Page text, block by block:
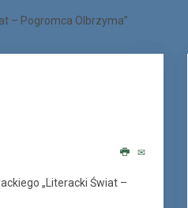
– Pogromca Olbrzyma”
„Literacki Świat –